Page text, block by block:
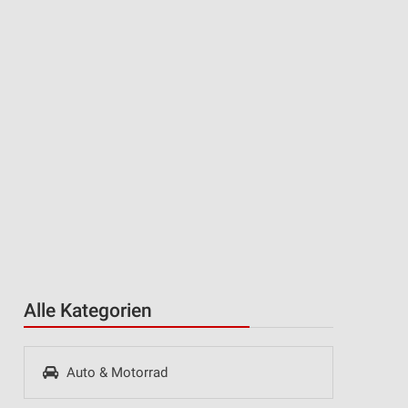
Alle Kategorien
Auto & Motorrad